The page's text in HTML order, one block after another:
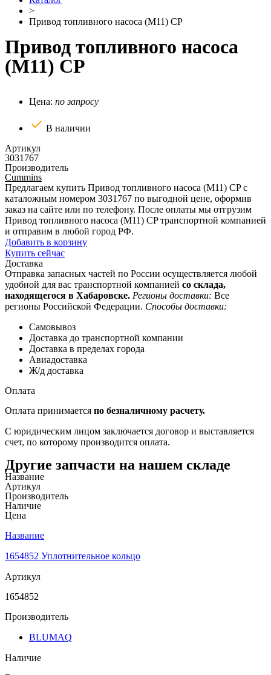
>
Привод топливного насоса (М11) CP
Привод топливного насоса
(М11) CP
Цена: по запросу
В наличии
Артикул
3031767
Производитель
Cummins
Предлагаем купить Привод топливного насоса (М11) CP с
каталожным номером 3031767 по выгодной цене, оформив
заказ на сайте или по телефону. После оплаты мы отгрузим
Привод топливного насоса (М11) CP транспортной компанией
и отправим в любой город РФ.
Добавить в корзину
Купить сейчас
Доставка
Отправка запасных частей по России осуществляется любой
удобной для вас транспортной компанией со склада,
находящегося в Хабаровске. Регионы доставки: Все
регионы Российской Федерации. Способы доставки:
Самовывоз
Доставка до транспортной компании
Доставка в пределах города
Авиадоставка
Ж/д доставка
Оплата
Оплата принимается по безналичному расчету.
С юридическим лицом заключается договор и выставляется
счет, по которому производится оплата.
Другие запчасти на нашем складе
Название
Артикул
Производитель
Наличие
Цена
Название
1654852 Уплотнительное кольцо
Артикул
1654852
Производитель
BLUMAQ
Наличие